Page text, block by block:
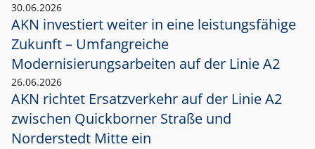
30.06.2026
AKN investiert weiter in eine leistungsfähige
Zukunft – Umfangreiche
Modernisierungsarbeiten auf der Linie A2
26.06.2026
AKN richtet Ersatzverkehr auf der Linie A2
zwischen Quickborner Straße und
Norderstedt Mitte ein